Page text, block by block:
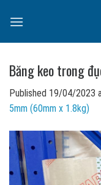
Băng keo trong
Published 19/04/2023
5mm (60mm x 1.8kg)